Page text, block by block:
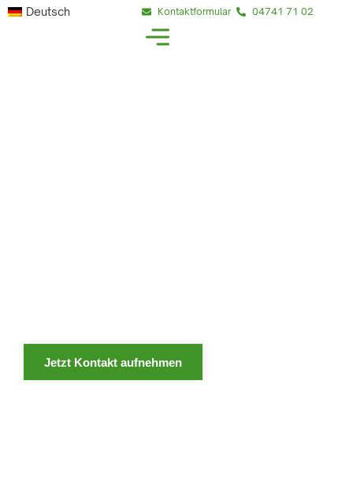
Deutsch Kontaktformular 04741 71 02
Jetzt Kontakt aufnehmen